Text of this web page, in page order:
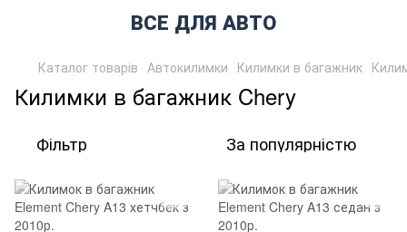
ВСЕ ДЛЯ АВТО
Каталог товарів Автокилимки Килимки в багажник
Килимки в багажник Chery
Фільтр За популярністю